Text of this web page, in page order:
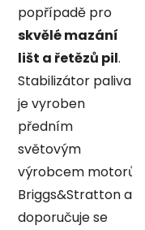
popřípadě pro
skvělé mazání
lišt a řetězů pil.
Stabilizátor paliva
je vyroben
předním
světovým
výrobcem motorů
Briggs&Stratton a
doporučuje se